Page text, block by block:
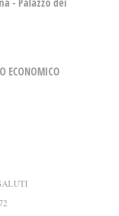
ECONOMICO
E SALUTI